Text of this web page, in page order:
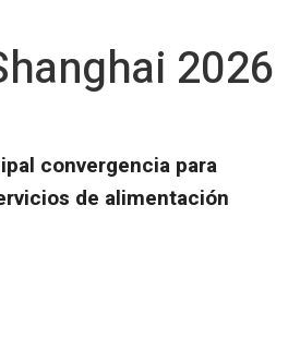
2026
convergencia para
de alimentación